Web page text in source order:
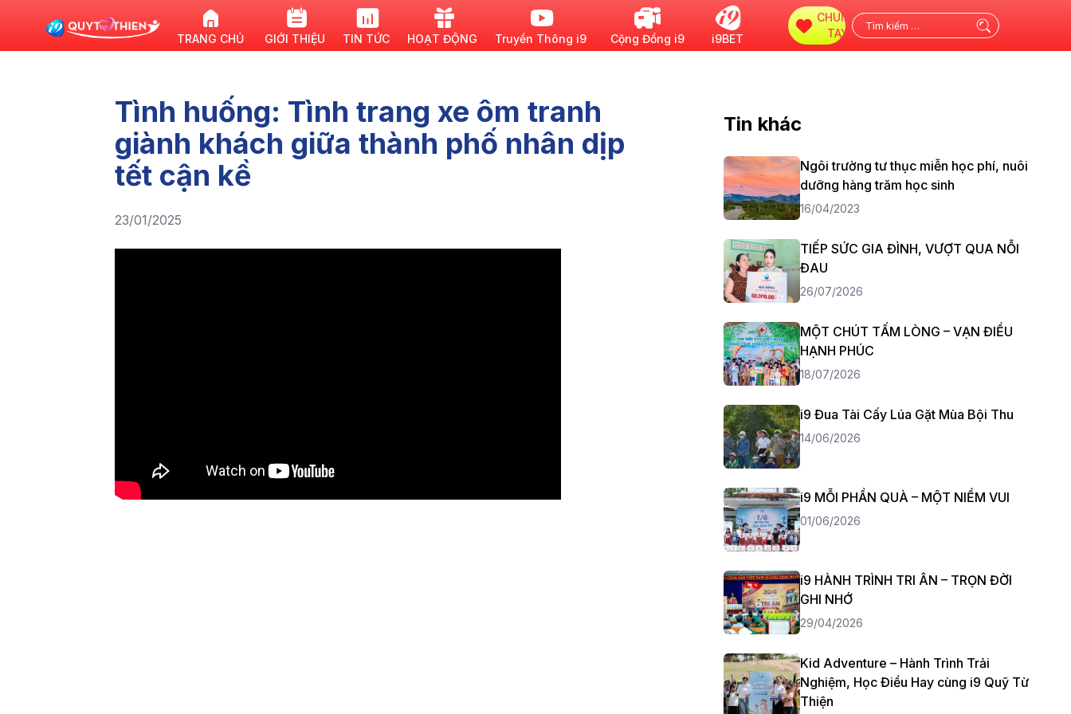
TRANG CHỦ GIỚI THIỆU TIN TỨC HOẠT ĐỘNG Truyền Thông i9 Cộng Đồng i9 i9BET
CHUNG
TAY
kiếm
Tình huống: Tình trang xe ôm tranh
giành khách giữa thành phố nhân dịp
tết cận kề
23/01/2025
Tin khác
Ngôi trường tư thục miễn học phí, nuôi
dưỡng hàng trăm học sinh
16/04/2023
TIẾP SỨC GIA ĐÌNH, VƯỢT QUA NỖI
ĐAU
26/07/2026
MỘT CHÚT TẤM LÒNG – VẠN ĐIỀU
HẠNH PHÚC
18/07/2026
i9 Đua Tài Cấy Lúa Gặt Mùa Bội Thu
14/06/2026
i9 MỖI PHẦN QUÀ – MỘT NIỀM VUI
01/06/2026
i9 HÀNH TRÌNH TRI ÂN – TRỌN ĐỜI
GHI NHỚ
29/04/2026
Kid Adventure – Hành Trình Trải
Nghiệm, Học Điều Hay cùng i9 Quỹ Từ
Thiện